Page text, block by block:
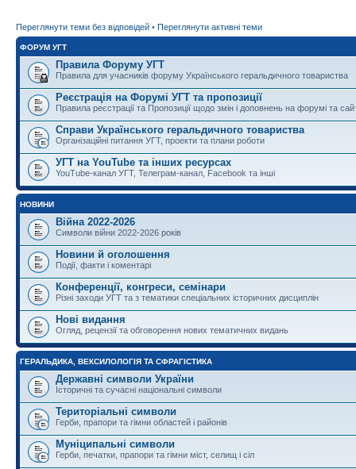
Переглянути теми без відповідей • Переглянути активні теми
ФОРУМ УГТ
Правила Форуму УГТ
Правила для учасників форуму Українського геральдичного товариства
Реєстрація на Форумі УГТ та пропозиції
Правила реєстрації та Пропозиції щодо змін і доповнень на форумі та
Справи Українського геральдичного товариства
Організаційні питання УГТ, проекти та плани роботи
УГТ на YouTube та інших ресурсах
YouTube-канал УГТ, Телеграм-канал, Facebook та інші
НОВИНИ
Війна 2022-2026
Символи війни 2022-2026 років
Новини й оголошення
Події, факти і коментарі
Конференції, конгреси, семінари
Різні заходи УГТ та з тематики спеціальних історичних дисциплін
Нові видання
Огляд, рецензії та обговорення нових тематичних видань
ГЕРАЛЬДИКА, ВЕКСИЛОЛОГІЯ ТА СФРАГІСТИКА
Державні символи України
Історичні та сучасні національні символи
Територіальні символи
Герби, прапори та гімни областей і районів
Муніципальні символи
Герби, печатки, прапори та гімни міст, селищ і сіл